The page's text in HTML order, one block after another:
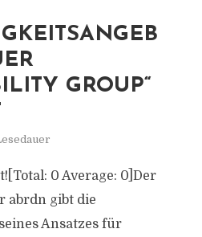
GROUP“
0 Average: 0]Der
abrdn gibt die
Ansatzes für